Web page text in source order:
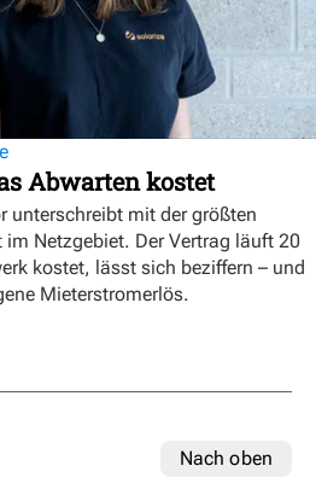
Abwarten kostet
unterschreibt mit der größten
Netzgebiet. Der Vertrag läuft 20
kostet, lässt sich beziffern – und
Mieterstromerlös.
Nach oben